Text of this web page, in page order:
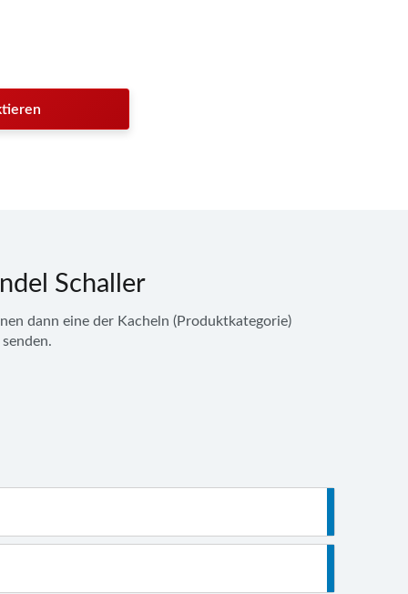
Schaller
dann eine der Kacheln (Produktkategorie)